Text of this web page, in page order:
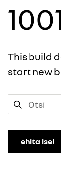
1001
This build
start new
ehita ise!